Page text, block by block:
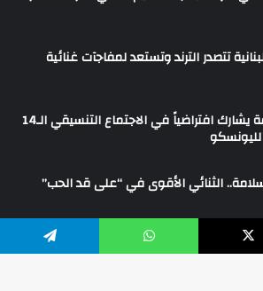
تتصدر الترند وتستعد لمفاجآت غنائية
المركز الدولي بالشارقة يشارك افتراضياً في الاجتماع التنسيقي الـ14
لليونسكو
الثنائي الأقوى في “على قد الحب”
واتساب تيلقرام